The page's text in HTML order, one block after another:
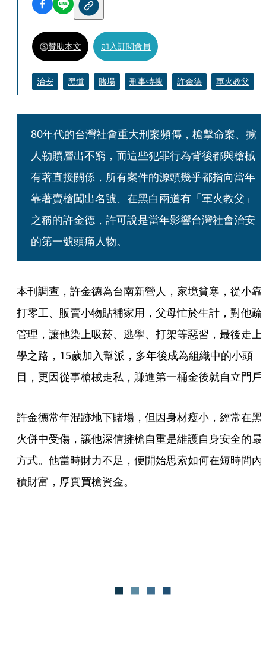
贊助本文 加入訂閱會員
治安 黑道 賭場 刑事特搜 許金德 軍火教父
80年代的台灣社會重大刑案頻傳，槍擊命案、擄
人勒贖層出不窮，而這些犯罪行為背後都與槍械
有著直接關係，所有案件的源頭幾乎都指向當年
靠著賣槍闖出名號、在黑白兩道有「軍火教父」
之稱的許金德，許可說是當年影響台灣社會治安
的第一號頭痛人物。
本刊調查，許金德為台南新營人，家境貧寒，從小靠
打零工、販賣小物貼補家用，父母忙於生計，對他疏
管理，讓他染上吸菸、逃學、打架等惡習，最後走上
學之路，15歲加入幫派，多年後成為組織中的小頭
目，更因從事槍械走私，賺進第一桶金後就自立門戶
許金德常年混跡地下賭場，但因身材瘦小，經常在黑
火併中受傷，讓他深信擁槍自重是維護自身安全的最
方式。他當時財力不足，便開始思索如何在短時間內
積財富，厚實買槍資金。